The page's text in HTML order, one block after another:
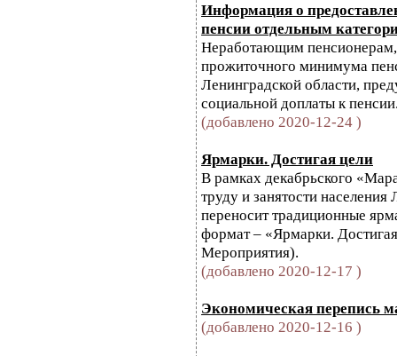
Информация о
пенсии отдельным
Неработающим
прожиточного минимума
Ленинградской области,
социальной доплаты к
(добавлено 2020-12-24 )
Ярмарки. Достигая цели
В рамках декабрьского
труду и занятости населения
переносит традиционные
формат – «Ярмарки.
Мероприятия).
(добавлено 2020-12-17 )
Экономическая перепись
(добавлено 2020-12-16 )